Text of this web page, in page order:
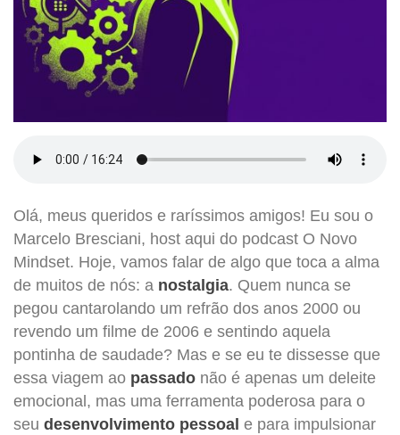
Olá, meus queridos e raríssimos amigos! Eu sou o
Marcelo Bresciani, host aqui do podcast O Novo
Mindset. Hoje, vamos falar de algo que toca a alma
de muitos de nós: a nostalgia. Quem nunca se
pegou cantarolando um refrão dos anos 2000 ou
revendo um filme de 2006 e sentindo aquela
pontinha de saudade? Mas e se eu te dissesse que
essa viagem ao passado não é apenas um deleite
emocional, mas uma ferramenta poderosa para o
seu desenvolvimento pessoal e para impulsionar